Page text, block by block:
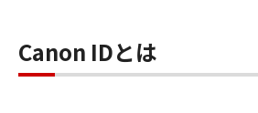
Canon IDとは